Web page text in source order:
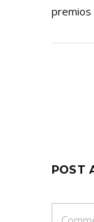
premios
POST